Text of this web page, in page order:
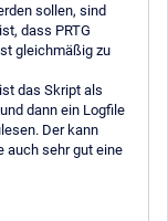
sollen, sind
dass PRTG
gleichmäßig zu
das Skript als
dann ein Logfile
Der kann
auch sehr gut eine